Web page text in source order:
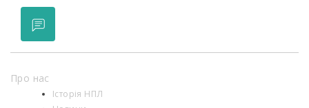
Про нас
Історія НПЛ